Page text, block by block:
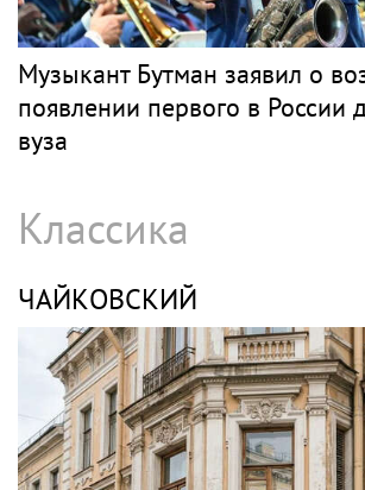
Музыкант Бутман заявил о
появлении первого в России
вуза
Классика
ЧАЙКОВСКИЙ